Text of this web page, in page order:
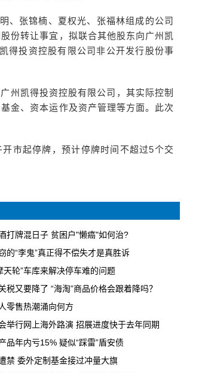
、张锦楠、夏权光、张福林组成的公司
份转让事宜，拟联合其他股东向广州凯
得投资控股有限公司非公开发行股份事
州凯得投资控股有限公司，其实际控制
金、资本运作及资产管理等方面。此次
市起停牌，预计停牌时间不超过5个交
打牌混日子 贫困户"懒癌"如何治?
的“李鬼”真正得不偿失才是真胜诉
天轮”车库来解决停车难的问题
税又要降了 “海淘”商品价格会跟着降吗？
零售热潮涌向何方
举行网上海外路演 招展进度快于去年同期
品年内亏15% 疑似“踩雷”盾安债
禁 委外定制基金接过冲量大旗